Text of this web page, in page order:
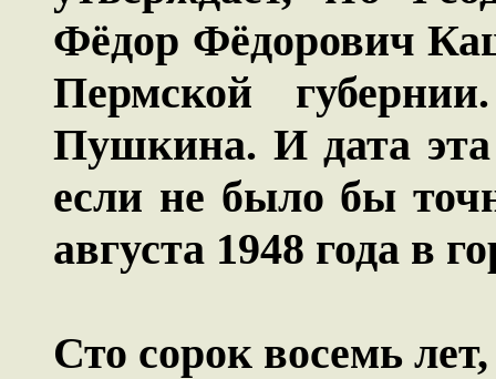
Фёдор Фёдорович
Пермской
Пушкина. И дата эта
если не было бы
августа 1948 года в
Сто сорок восемь